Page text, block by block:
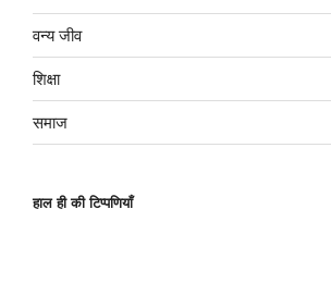
वन्य जीव
शिक्षा
समाज
हाल ही की टिप्पणियाँ